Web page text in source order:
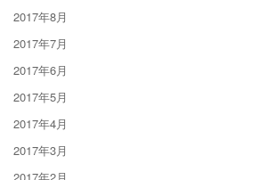
2017年8月
2017年7月
2017年6月
2017年5月
2017年4月
2017年3月